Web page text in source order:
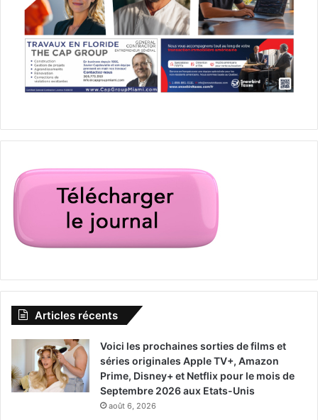
Articles récents
Voici les prochaines sorties de films et
séries originales Apple TV+, Amazon
Prime, Disney+ et Netflix pour le mois de
Septembre 2026 aux Etats-Unis
août 6, 2026